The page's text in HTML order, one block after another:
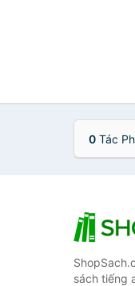
0 Tác
sách tiếng